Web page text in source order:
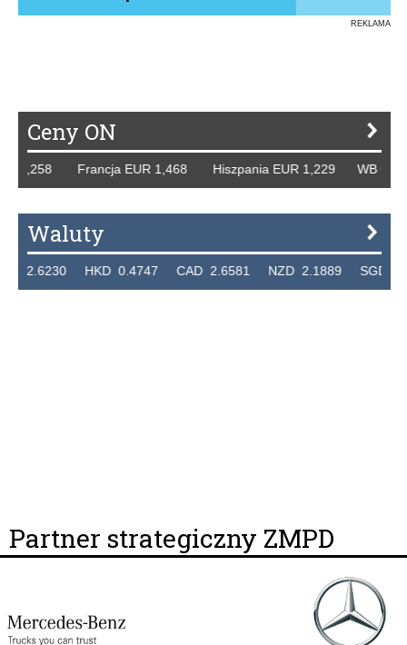
REKLAMA
Ceny ON
Francja EUR 1,468 Hiszpania EUR 1,229 WB GBP
Waluty
HKD 0.4747 CAD 2.6581 NZD 2.1889 SGD
Partner strategiczny ZMPD